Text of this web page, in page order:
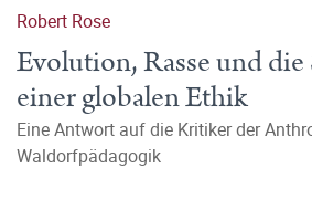
Robert Rose
Evolution, Rasse und die
einer globalen Ethik
Eine Antwort auf die Kritiker der
Waldorfpädagogik